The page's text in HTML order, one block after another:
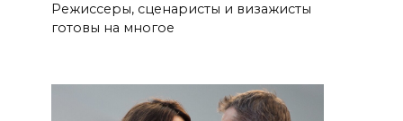
Режиссеры, сценаристы и визажисты
готовы на многое